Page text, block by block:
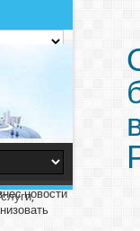
новости